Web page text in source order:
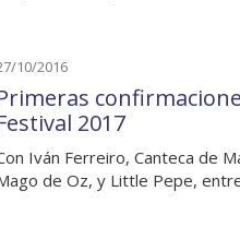
10/2016
2017
Iván Ferreiro, Canteca de
de Oz, y Little Pepe,